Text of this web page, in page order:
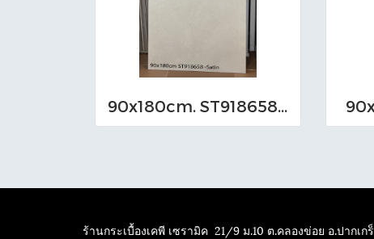
90x180cm. ST918658-Satin
ร้านกระเบื้องเคพี เซรามิค 21/9 ม.10 ต.คลองข่อย อ.ปากเ